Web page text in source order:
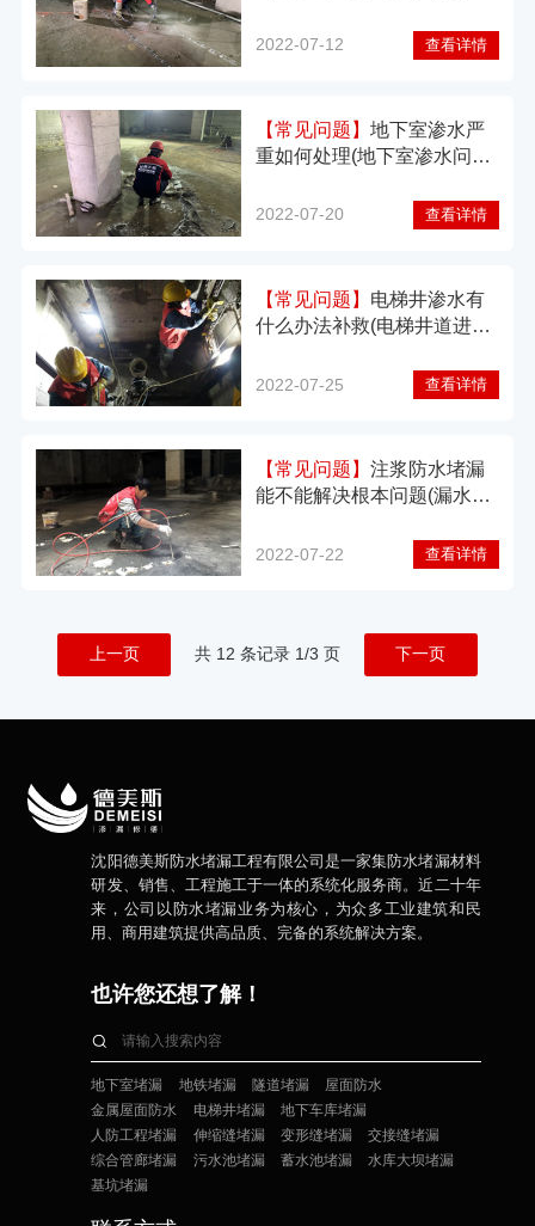
2022-07-12 查看详情
【常见问题】 地下室渗水严
重如何处理(地下室渗水问题
2022-07-20 查看详情
【常见问题】 电梯井渗水有
什么办法补救(电梯井道进水
2022-07-25 查看详情
【常见问题】 注浆防水堵漏
能不能解决根本问题(漏水注
2022-07-22 查看详情
上一页 共 12 条记录 1/3 页 下一页
沈阳德美斯防水堵漏工程有限公司是一家集防水堵漏材料
研发、销售、工程施工于一体的系统化服务商。近二十年
来，公司以防水堵漏业务为核心，为众多工业建筑和民
用、商用建筑提供高品质、完备的系统解决方案。
也许您还想了解！
地下室堵漏 地铁堵漏 隧道堵漏
屋面防水
金属屋面防水
电梯井堵漏
地下车库堵漏
人防工程堵漏
伸缩缝堵漏 变形缝堵漏
交接缝堵漏
综合管廊堵漏
污水池堵漏 蓄水池堵漏
水库大坝堵漏
基坑堵漏